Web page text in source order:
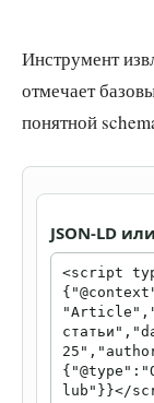
Инструмент
отмечает
понятной
JSON-LD